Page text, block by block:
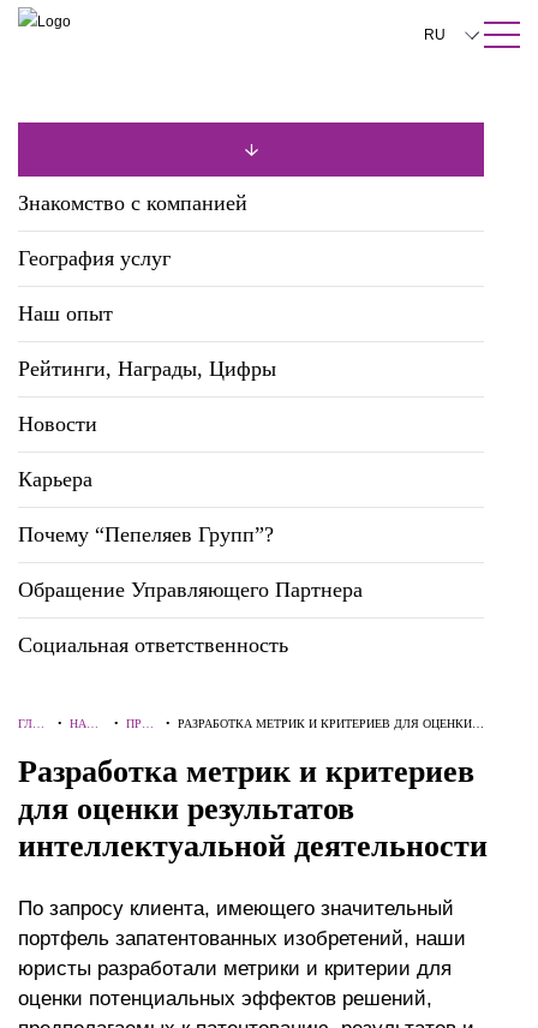
ПОИСК ПО САЙТУ Закрыть
RU
한국어
Deutsch
Türkçe
Знакомство с компанией
География услуг
Наш опыт
Рейтинги, Награды, Цифры
Новости
Карьера
Почему “Пепеляев Групп”?
Обращение Управляющего Партнера
Социальная ответственность
ГЛАВ • НАШ •ПРОЕ •РАЗРАБОТКА МЕТРИК И КРИТЕРИЕВ ДЛЯ ОЦЕНКИ
Разработка метрик и критериев
для оценки результатов
интеллектуальной деятельности
По запросу клиента, имеющего значительный
портфель запатентованных изобретений, наши
юристы разработали метрики и критерии для
оценки потенциальных эффектов решений,